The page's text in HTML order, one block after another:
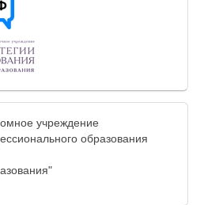
учреждение
образования